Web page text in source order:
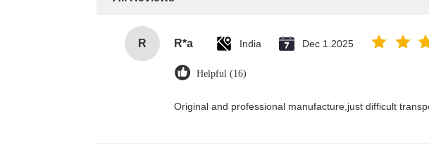
R R*a India Dec 1.2025
Helpful (16)
Original and professional manufacture,just difficult